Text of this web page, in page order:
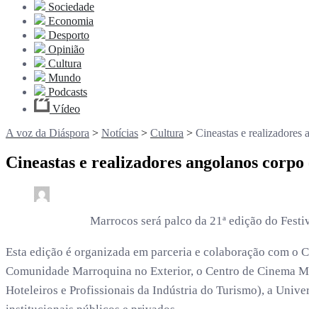
Sociedade
Economia
Desporto
Opinião
Cultura
Mundo
Podcasts
Vídeo
A voz da Diáspora > Notícias > Cultura > Cineastas e
Cineastas e realizadores angolanos
Marrocos será palco da 21ª edição do
Esta edição é organizada em parceria e colaboração com o
Comunidade Marroquina no Exterior, o Centro de Cinema
Hoteleiros e Profissionais da Indústria do Turismo), a